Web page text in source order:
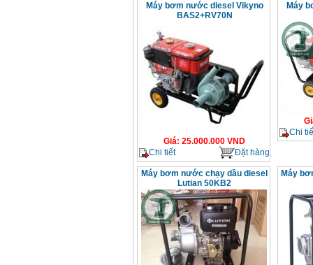
Máy bơm nước diesel Vikyno
BAS2+RV70N
Giá: 25.000.000 VND
Chi tiết
Đặt hàng
Máy
Chi
Máy bơm nước chạy dầu diesel
Lutian 50KB2
Máy